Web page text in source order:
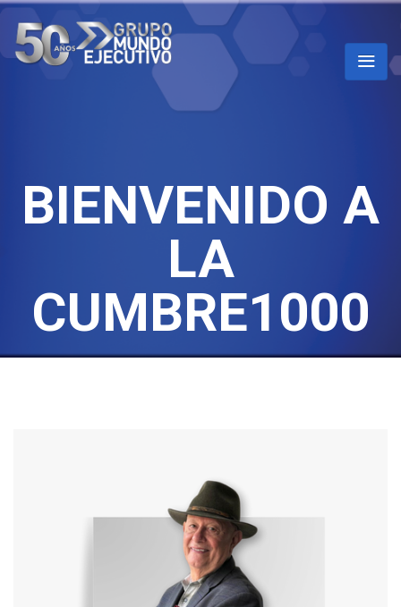
BIENVENIDO A
LA
CUMBRE1000